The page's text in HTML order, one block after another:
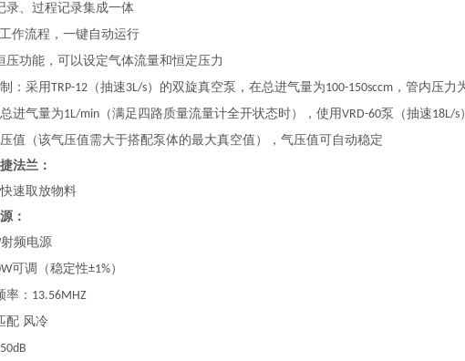
录、过程记录集成一体
作流程，一键自动运行
压功能，可以设定气体流量和恒定压力
：采用TRP-12（抽速3L/s）的双旋真空泵，在总进气量为100-150sccm，管内压力
进气量为1L/min（满足四路质量流量计全开状态时），使用VRD-60泵（抽速18L/s
值（该气压值需大于搭配泵体的最大真空值），气压值可自动稳定
法兰：
速取放物料
：
射频电源
可调（稳定性±1%）
率： 13.56MHZ
配 风冷